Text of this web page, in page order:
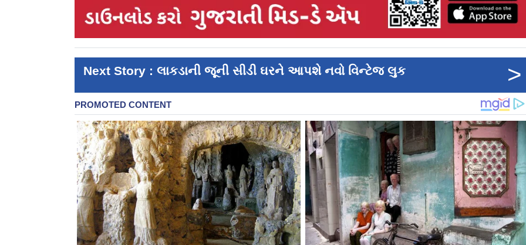
Next Story : લાકડાની જૂની સીડી ઘરને આપશે નવો વિન્ટેજ લુક >